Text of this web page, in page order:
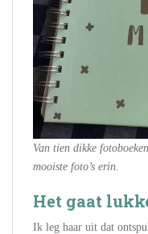
Van tien dikke
mooiste foto’s erin.
Het gaat
Ik leg haar uit dat